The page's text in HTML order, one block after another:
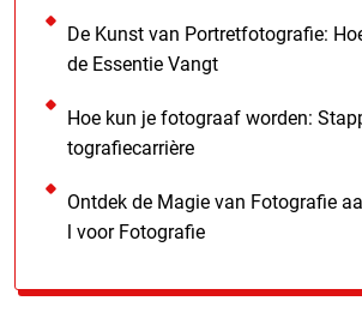
De Kunst van Portretfotografie:
de Essentie Vangt
Hoe kun je fotograaf worden:
tografiecarrière
Ontdek de Magie van Fotografie
l voor Fotografie